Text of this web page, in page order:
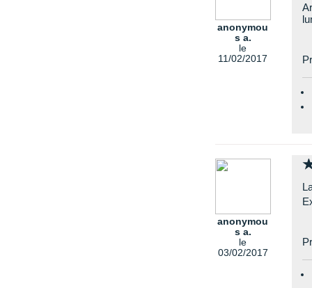
anonymou
s a.
le
11/02/2017
anonymou
s a.
le
03/02/2017